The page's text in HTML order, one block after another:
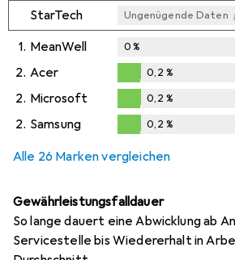
StarTech Ungenügende Daten
1. MeanWell 0%
2. Acer
0,2%
0,2 %
2. Microsoft
0,2%
0,2 %
2. Samsung 0,2 %
Alle 26 Marken vergleichen
Gewährleistungsfalldauer
So lange dauert eine Abwicklung ab
Servicestelle bis Wiedererhalt in